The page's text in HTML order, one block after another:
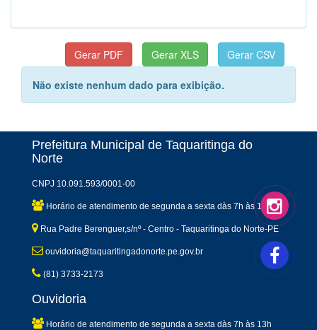
Não existe nenhum dado para exibição.
Prefeitura Municipal de Taquaritinga do
Norte
CNPJ 10.091.593/0001-00
Horário de atendimento de segunda a sexta dàs 7h às 13h
Rua Padre Berenguer,s/nº - Centro - Taquaritinga do Norte-PE
ouvidoria@taquaritingadonorte.pe.gov.br
(81) 3733-2173
Ouvidoria
Horário de atendimento de segunda a sexta dàs 7h às 13h